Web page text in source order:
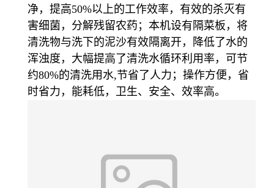
净，提高50%以上的工作效率，有效的杀灭有
害细菌，分解残留农药；本机设有隔菜板，将
清洗物与洗下的泥沙有效隔离开，降低了水的
浑浊度，大幅提高了清洗水循环利用率，可节
约80%的清洗用水,节省了人力；操作方便，省
时省力，能耗低，卫生、安全、效率高。